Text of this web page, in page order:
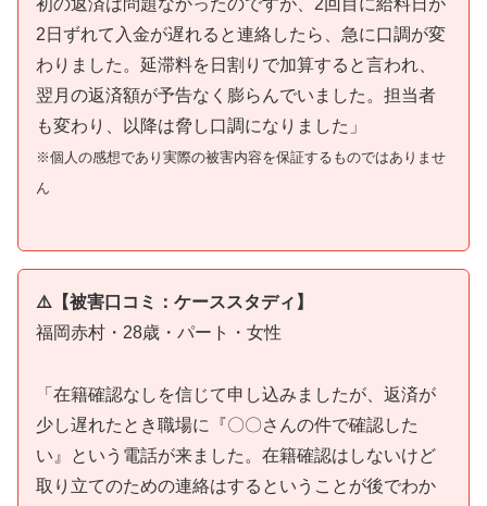
2日ずれて入金が遅れると連絡したら、急に口調が変
わりました。延滞料を日割りで加算すると言われ、
翌月の返済額が予告なく膨らんでいました。担当者
も変わり、以降は脅し口調になりました」
※個人の感想であり実際の被害内容を保証するものではありませ
ん
⚠️【被害口コミ：ケーススタディ】
福岡赤村・28歳・パート・女性
「在籍確認なしを信じて申し込みましたが、返済が
少し遅れたとき職場に『〇〇さんの件で確認した
い』という電話が来ました。在籍確認はしないけど
取り立てのための連絡はするということが後でわか